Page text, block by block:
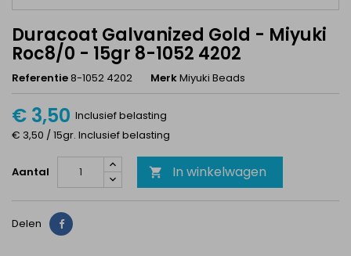
Duracoat Galvanized Gold - Miyuki
Roc8/0 - 15gr 8-1052 4202
Referentie8-1052 4202 MerkMiyuki Beads
€ 3,50 Inclusief belasting
€ 3,50 / 15gr. Inclusief belasting
Aantal  In winkelwagen
Delen Delen